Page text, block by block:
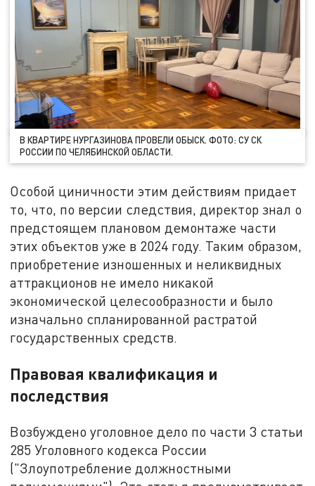
В КВАРТИРЕ НУРГАЗИНОВА ПРОВЕЛИ ОБЫСК. ФОТО: СУ СК
РОССИИ ПО ЧЕЛЯБИНСКОЙ ОБЛАСТИ.
Особой циничности этим действиям придает
то, что, по версии следствия, директор знал о
предстоящем плановом демонтаже части
этих объектов уже в 2024 году. Таким образом,
приобретение изношенных и неликвидных
аттракционов не имело никакой
экономической целесообразности и было
изначально спланированной растратой
государственных средств.
Правовая квалификация и
последствия
Возбуждено уголовное дело по части 3 статьи
285 Уголовного кодекса России
("Злоупотребление должностными